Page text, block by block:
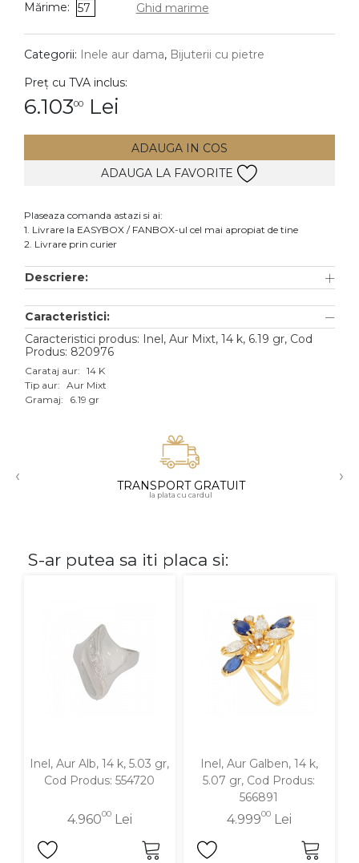
DIAMANTE Vezi toate
Cercei
Accesorii
Aur alb
Aur roz
Aur mixt
18K
Mărime: 57 Ghid marime
Categorii: Inele aur dama, Bijuterii cu pietre
Preț cu TVA inclus:
6.10300 Lei
ADAUGA IN COS
ADAUGA LA FAVORITE
Plaseaza comanda astazi si ai:
1. Livrare la EASYBOX / FANBOX-ul cel mai apropiat de tine
2. Livrare prin curier
Descriere:
Caracteristici:
Caracteristici produs: Inel, Aur Mixt, 14 k, 6.19 gr, Cod
Produs: 820976
Carataj aur: 14 K
Tip aur: Aur Mixt
Gramaj:
6.19 gr
‹ TRANSPORT GRATUIT
la plata cu cardul
›
S-ar putea sa iti placa si:
Inel, Aur Alb, 14 k, 5.03 gr,
Cod Produs: 554720
4.96000Lei
Inel, Aur Galben, 14 k,
5.07 gr, Cod Produs:
566891
4.99900Lei